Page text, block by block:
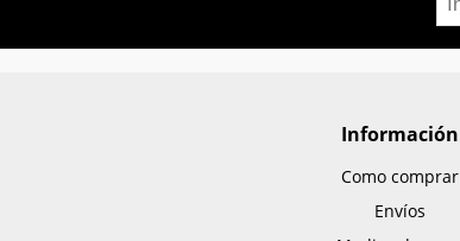
Información
Como comprar
Envíos